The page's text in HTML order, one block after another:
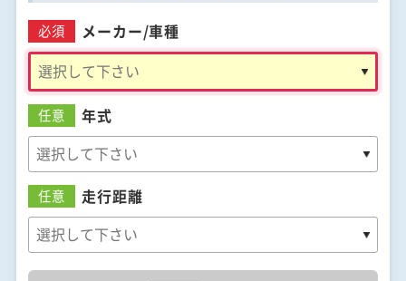
必須 メーカー/車種
任意 年式
任意 走行距離